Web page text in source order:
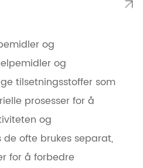
og
og
tilsetningsstoffer som
prosesser for å
og
ofte brukes separat,
for å forbedre